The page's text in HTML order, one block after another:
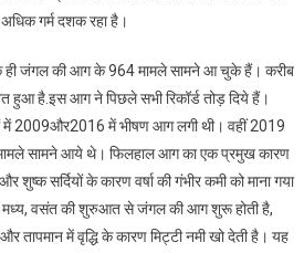
गर्म दशक रहा है।
जंगल की आग के 964 मामले सामने आ चुके हैं। करीब
हुआ है.इस आग ने पिछले सभी रिकॉर्ड तोड़ दिये हैं।
में 2009और2016 में भीषण आग लगी थी। वहीं 2019
सामने आये थे। फिलहाल आग का एक प्रमुख कारण
शुष्क सर्दियों के कारण वर्षा की गंभीर कमी को माना गया
मध्य, वसंत की शुरुआत से जंगल की आग शुरू होती है,
तापमान में वृद्धि के कारण मिट्टी नमी खो देती है। यह